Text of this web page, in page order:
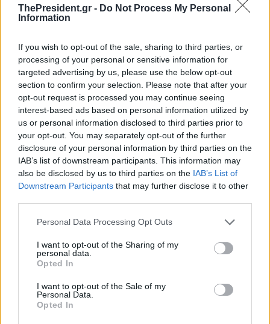
ThePresident.gr - Do Not Process My Personal
Information
If you wish to opt-out of the sale, sharing to third parties, or
processing of your personal or sensitive information for
targeted advertising by us, please use the below opt-out
section to confirm your selection. Please note that after your
opt-out request is processed you may continue seeing
interest-based ads based on personal information utilized by
us or personal information disclosed to third parties prior to
your opt-out. You may separately opt-out of the further
disclosure of your personal information by third parties on the
IAB’s list of downstream participants. This information may
also be disclosed by us to third parties on the IAB’s List of
Downstream Participants that may further disclose it to other
Personal Data Processing Opt Outs
I want to opt-out of the Sharing of my
personal data.
Opted In
I want to opt-out of the Sale of my
Personal Data.
Opted In
αδικία – Καταργούμε τις
περικοπές στις συντάξεις
Ν.Κεραμέως: Νέο πρόγραμμα
8.000 θέσεων εργασίας για
άνεργους 55 ετών και άνω
Ν.Κεραμέως: Καταργούμε
οριστικά τις περικοπές στις
συντάξεις χηρείας, θέτοντας
τέλος στην ομηρία χιλιάδων
νομοθετική ρύθμιση για τις
συντάξεις χηρείας
Ν.Κεραμέως: Τέλος στην